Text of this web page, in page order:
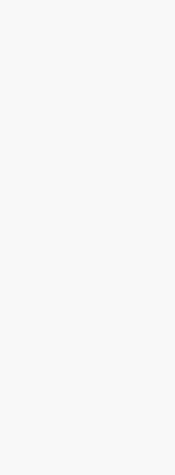
邓煜 两位菲尔
“非天才”拼图